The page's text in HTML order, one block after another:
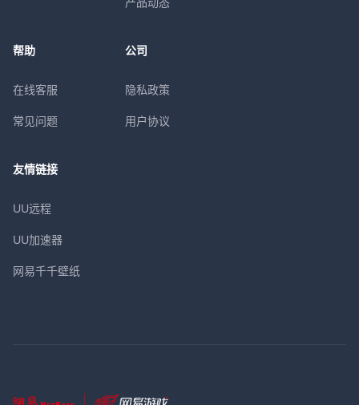
帮助
在线客服
常见问题
公司
隐私政策
用户协议
友情链接
UU远程
UU加速器
网易千千壁纸